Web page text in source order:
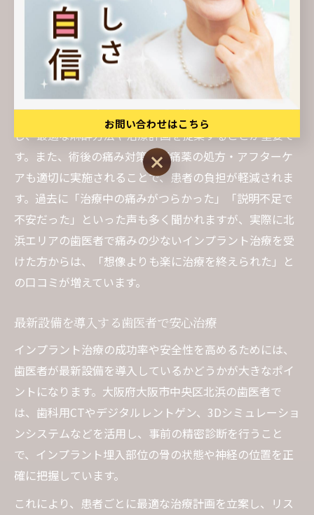
いた精密なインプラント埋入や、表面麻酔と局所麻酔の
併用で、術中・術後の痛みを和らげる工夫がなされてい
ます。
痛みを軽減するための具体策としては、術前カウンセリ
ングで患者の不安や痛みへの感受性を丁寧にヒアリング
し、最適な麻酔方法や治療計画を提案することが重要で
す。また、術後の痛み対策や鎮痛薬の処方・アフターケ
アも適切に実施されることで、患者の負担が軽減されま
す。過去に「治療中の痛みがつらかった」「説明不足で
不安だった」といった声も多く聞かれますが、実際に北
浜エリアの歯医者で痛みの少ないインプラント治療を受
けた方からは、「想像よりも楽に治療を終えられた」と
の口コミが増えています。
最新設備を導入する歯医者で安心治療
インプラント治療の成功率や安全性を高めるためには、
歯医者が最新設備を導入しているかどうかが大きなポイ
ントになります。大阪府大阪市中央区北浜の歯医者で
は、歯科用CTやデジタルレントゲン、3Dシミュレーショ
ンシステムなどを活用し、事前の精密診断を行うこと
で、インプラント埋入部位の骨の状態や神経の位置を正
確に把握しています。
これにより、患者ごとに最適な治療計画を立案し、リス
お問い合わせはこちら
お問い合わせはこちら